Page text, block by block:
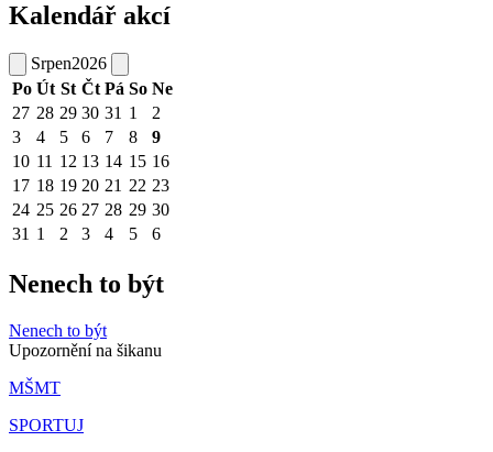
Kalendář akcí
Srpen2026
Po Út St Čt Pá So Ne
27 28 29 30 31 1
2
3
4 5 6 7 8
9
10 11 12 13 14 15 16
17 18 19 20 21 22 23
24 25 26 27 28 29 30
31 1 2 3 4 5 6
Nenech to být
Nenech to být
Upozornění na šikanu
MŠMT
SPORTUJ